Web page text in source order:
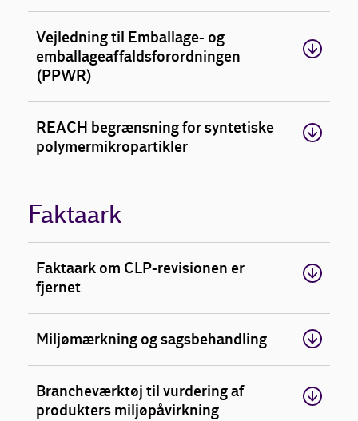
Vejledning til Emballage- og
emballageaffaldsforordningen
(PPWR)
REACH begrænsning for syntetiske
polymermikropartikler
Faktaark
Faktaark om CLP-revisionen er
fjernet
Miljømærkning og sagsbehandling
Brancheværktøj til vurdering af
produkters miljøpåvirkning